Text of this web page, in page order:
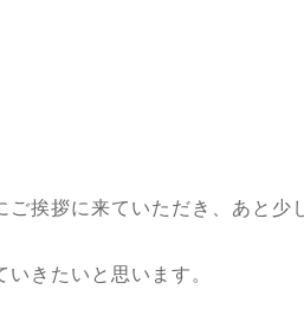
挨拶に来ていただき、あと少
きたいと思います。